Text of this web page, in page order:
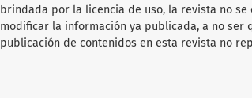
brindada por la licencia de uso, la revista no
modificar la información ya publicada, a no
publicación de contenidos en esta revista no